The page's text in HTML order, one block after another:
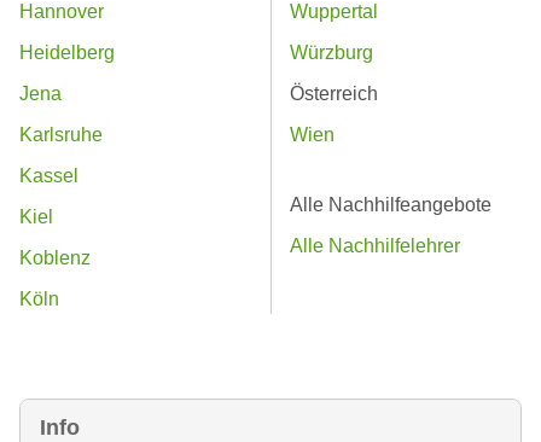
Info
Hannover
Heidelberg
Jena
Karlsruhe
Kassel
Kiel
Koblenz
Köln
Wuppertal
Würzburg
Österreich
Wien
Alle Nachhilfeangebote
Alle Nachhilfelehrer